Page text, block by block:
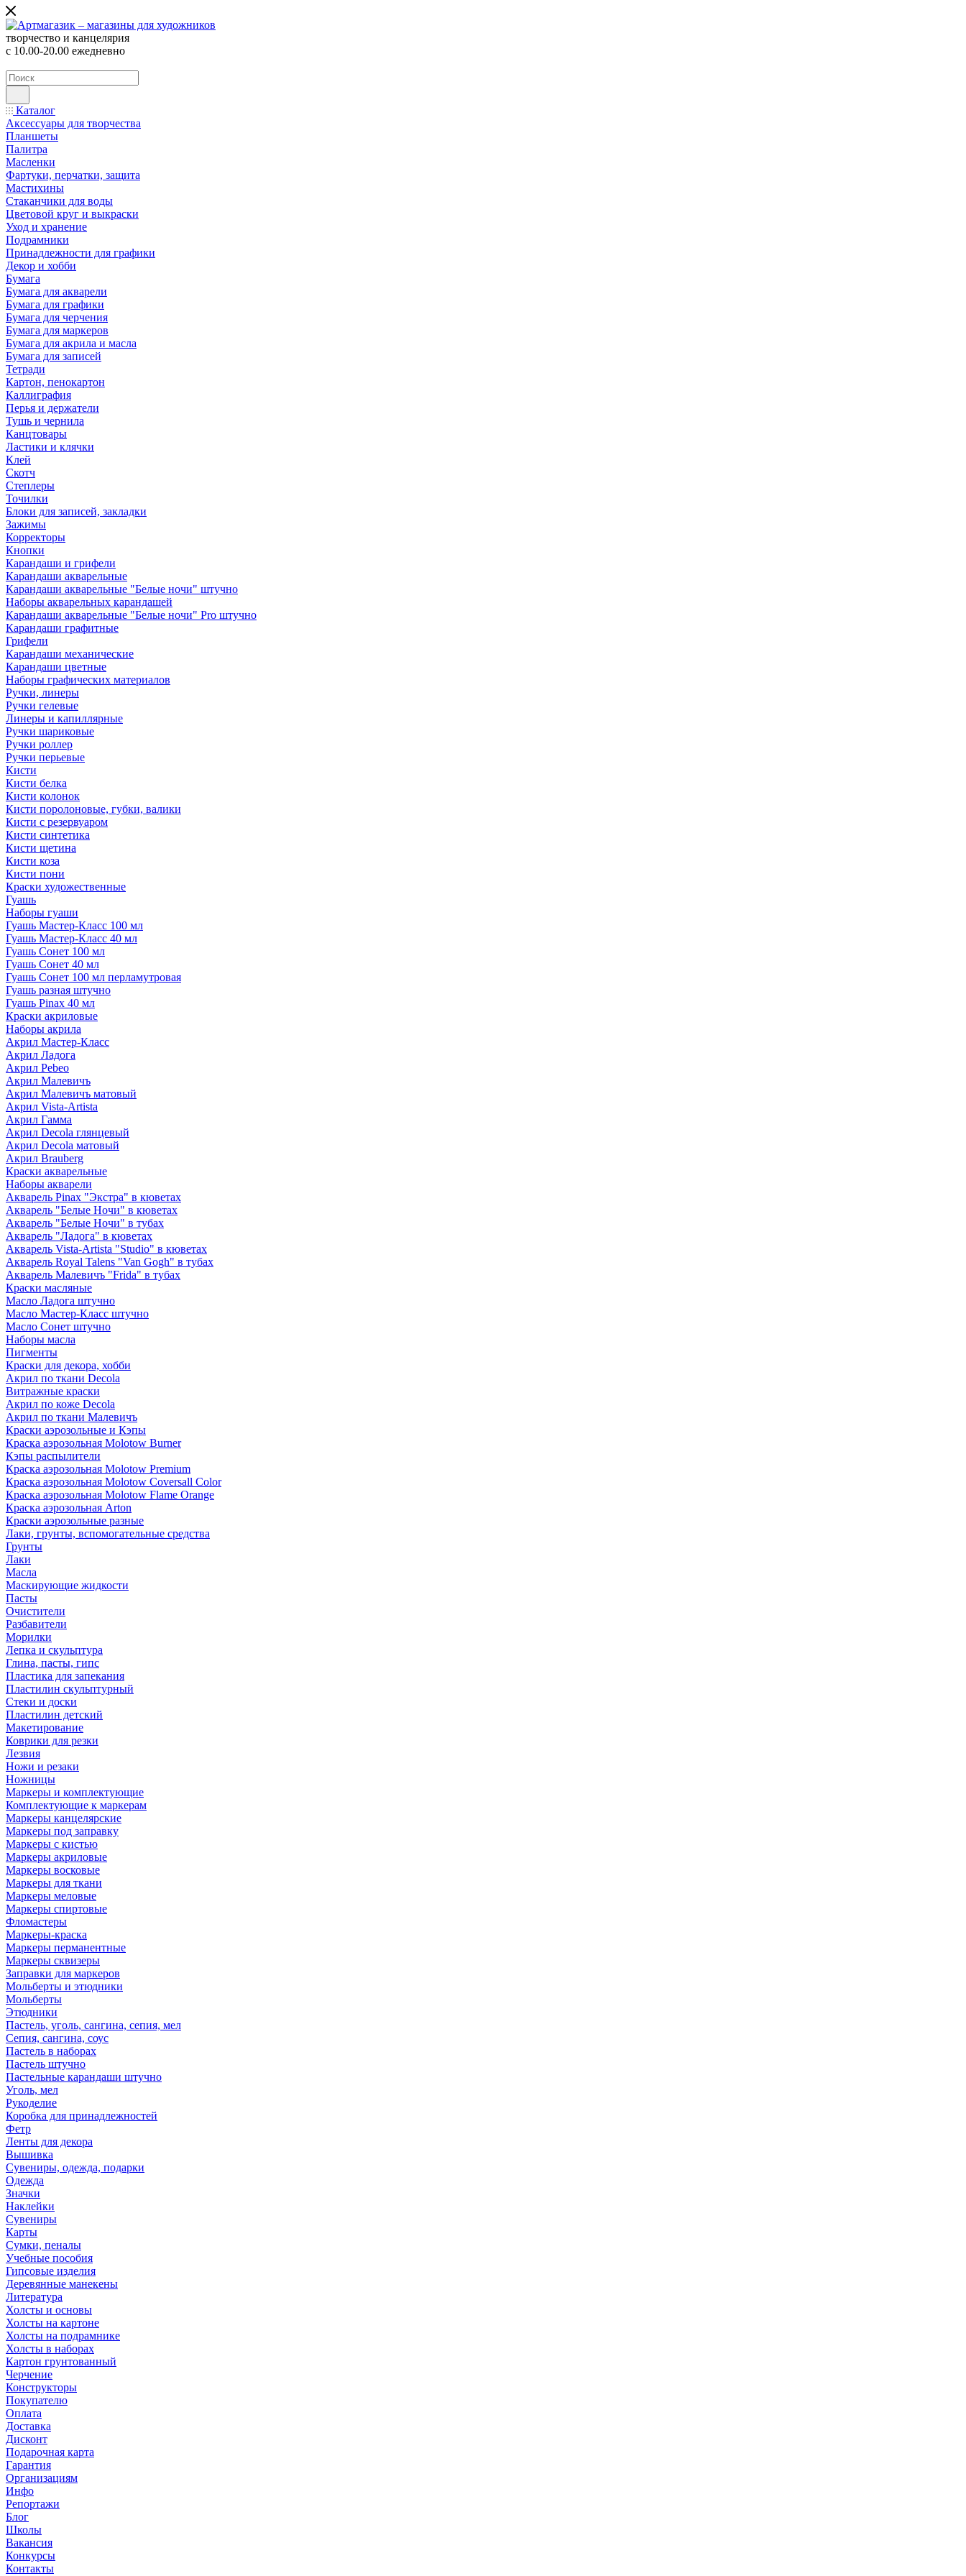
творчество и канцелярия
с 10.00-20.00 ежедневно
Каталог
Аксессуары для творчества
Планшеты
Палитра
Масленки
Фартуки, перчатки, защита
Мастихины
Стаканчики для воды
Цветовой круг и выкраски
Уход и хранение
Подрамники
Принадлежности для графики
Декор и хобби
Бумага
Бумага для акварели
Бумага для графики
Бумага для черчения
Бумага для маркеров
Бумага для акрила и масла
Бумага для записей
Тетради
Картон, пенокартон
Каллиграфия
Перья и держатели
Тушь и чернила
Канцтовары
Ластики и клячки
Клей
Скотч
Степлеры
Точилки
Блоки для записей, закладки
Зажимы
Корректоры
Кнопки
Карандаши и грифели
Карандаши акварельные
Карандаши акварельные "Белые ночи" штучно
Наборы акварельных карандашей
Карандаши акварельные "Белые ночи" Pro штучно
Карандаши графитные
Грифели
Карандаши механические
Карандаши цветные
Наборы графических материалов
Ручки, линеры
Ручки гелевые
Линеры и капиллярные
Ручки шариковые
Ручки роллер
Ручки перьевые
Кисти
Кисти белка
Кисти колонок
Кисти поролоновые, губки, валики
Кисти с резервуаром
Кисти синтетика
Кисти щетина
Кисти коза
Кисти пони
Краски художественные
Гуашь
Наборы гуаши
Гуашь Мастер-Класс 100 мл
Гуашь Мастер-Класс 40 мл
Гуашь Сонет 100 мл
Гуашь Сонет 40 мл
Гуашь Сонет 100 мл перламутровая
Гуашь разная штучно
Гуашь Pinax 40 мл
Краски акриловые
Наборы акрила
Акрил Мастер-Класс
Акрил Ладога
Акрил Pebeo
Акрил Малевичъ
Акрил Малевичъ матовый
Акрил Vista-Artista
Акрил Гамма
Акрил Decola глянцевый
Акрил Decola матовый
Акрил Brauberg
Краски акварельные
Наборы акварели
Акварель Pinax "Экстра" в кюветах
Акварель "Белые Ночи" в кюветах
Акварель "Белые Ночи" в тубах
Акварель "Ладога" в кюветах
Акварель Vista-Artista "Studio" в кюветах
Акварель Royal Talens "Van Gogh" в тубах
Акварель Малевичъ "Frida" в тубах
Краски масляные
Масло Ладога штучно
Масло Мастер-Класс штучно
Масло Сонет штучно
Наборы масла
Пигменты
Краски для декора, хобби
Акрил по ткани Decola
Витражные краски
Акрил по коже Decola
Акрил по ткани Малевичъ
Краски аэрозольные и Кэпы
Краска аэрозольная Molotow Burner
Кэпы распылители
Краска аэрозольная Molotow Premium
Краска аэрозольная Molotow Coversall Color
Краска аэрозольная Molotow Flame Orange
Краска аэрозольная Arton
Краски аэрозольные разные
Лаки, грунты, вспомогательные средства
Грунты
Лаки
Масла
Маскирующие жидкости
Пасты
Очистители
Разбавители
Морилки
Лепка и скульптура
Глина, пасты, гипс
Пластика для запекания
Пластилин скульптурный
Стеки и доски
Пластилин детский
Макетирование
Коврики для резки
Лезвия
Ножи и резаки
Ножницы
Маркеры и комплектующие
Комплектующие к маркерам
Маркеры канцелярские
Маркеры под заправку
Маркеры с кистью
Маркеры акриловые
Маркеры восковые
Маркеры для ткани
Маркеры меловые
Маркеры спиртовые
Фломастеры
Маркеры-краска
Маркеры перманентные
Маркеры сквизеры
Заправки для маркеров
Мольберты и этюдники
Мольберты
Этюдники
Пастель, уголь, сангина, сепия, мел
Сепия, сангина, соус
Пастель в наборах
Пастель штучно
Пастельные карандаши штучно
Уголь, мел
Рукоделие
Коробка для принадлежностей
Фетр
Ленты для декора
Вышивка
Сувениры, одежда, подарки
Одежда
Значки
Наклейки
Сувениры
Карты
Сумки, пеналы
Учебные пособия
Гипсовые изделия
Деревянные манекены
Литература
Холсты и основы
Холсты на картоне
Холсты на подрамнике
Холсты в наборах
Картон грунтованный
Черчение
Конструкторы
Покупателю
Оплата
Доставка
Дисконт
Подарочная карта
Гарантия
Организациям
Инфо
Репортажи
Блог
Школы
Вакансия
Конкурсы
Контакты